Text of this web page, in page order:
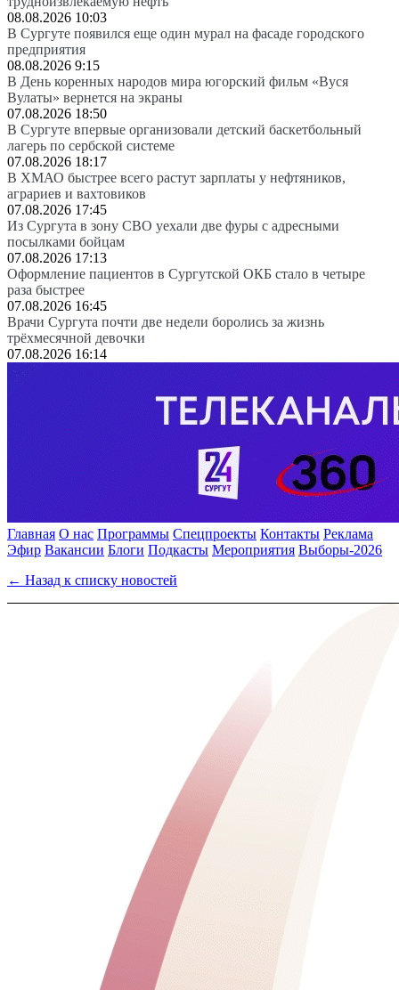
08.08.2026 10:03
В Сургуте появился еще один мурал на фасаде городского
предприятия
08.08.2026 9:15
В День коренных народов мира югорский фильм «Вуся
Вулаты» вернется на экраны
07.08.2026 18:50
В Сургуте впервые организовали детский баскетбольный
лагерь по сербской системе
07.08.2026 18:17
В ХМАО быстрее всего растут зарплаты у нефтяников,
аграриев и вахтовиков
07.08.2026 17:45
Из Сургута в зону СВО уехали две фуры с адресными
посылками бойцам
07.08.2026 17:13
Оформление пациентов в Сургутской ОКБ стало в четыре
раза быстрее
07.08.2026 16:45
Врачи Сургута почти две недели боролись за жизнь
трёхмесячной девочки
07.08.2026 16:14
Главная О нас Программы Спецпроекты Контакты Реклама
Эфир Вакансии Блоги Подкасты Мероприятия Выборы-2026
← Назад к списку новостей